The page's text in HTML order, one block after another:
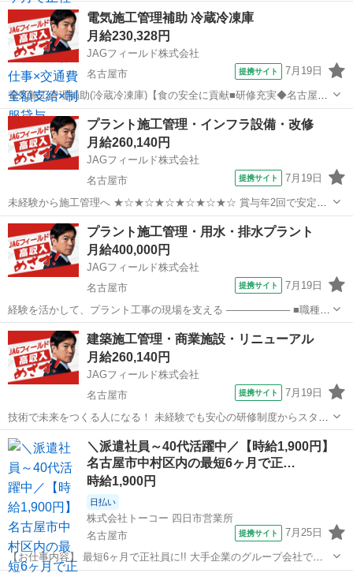
社員を目指せるお仕事です。 ～お仕事内容～ 設備保全(電計) 保全計画
に則した工事計画・手配・工事管理 電計備品の管理 起業、修繕などの
検討・見積など設備...
愛知 名古屋市 その他
電気施工管理補助 冷蔵冷凍庫
月給230,328円
JAGフィールド株式会社
名古屋市
提携サイト 7月19日
電気施工管理補助(冷蔵冷凍庫)【食の安全に貢献■研修充実◆名古屋一
円】 ＼＼座学でしっかり学んでからスタート♪／／名古屋市中区の機
械メーカー支店にて電気施工管理アシスタントを募集中スーパーやコ
ンビニにある冷蔵・冷凍ショー...
愛知 名古屋市 その他
プラント施工管理・インフラ設備・改修
月給260,140円
JAGフィールド株式会社
名古屋市
提携サイト 7月19日
未経験から施工管理へ ★☆★☆★☆★☆★☆★☆ 賞与年2回で安定収
入 国家資格の取得を応援 1級で最大月3万円手当 テイクオフ研修で基
礎学習 eラーニングで学べる環境も 研修内容は次の通り ・ビジネスマ
ナー ・建設業界の仕...
愛知 名古屋市 その他
プラント施工管理・用水・排水プラント
月給400,000円
JAGフィールド株式会社
名古屋市
提携サイト 7月19日
経験を活かして、プラント工事の現場を支える ───────── ■職種
プラント施工管理 用水装置や排水装置などのプラント設備の工事に伴
う施工管理業務をお任せします。 ■仕事内容 ・工程管理(進捗確認、協
力会社との段取り調...
愛知 名古屋市 その他
建築施工管理・商業施設・リニューアル
月給260,140円
JAGフィールド株式会社
名古屋市
提携サイト 7月19日
技術で未来をつくる人になる！ 未経験でも安心の研修制度からスター
トし、現場でのOJTで着実にスキルアップ。 さらに、資格取得支援や
eラーニングで学び直しの機会も充実。 キャリアアップを目指すあな
たを全力でサポートします！ ...
愛知 その他
＼派遣社員～40代活躍中／【時給1,900円】
名古屋市中村区内の最短6ヶ月で正…
時給1,900円
日払い
株式会社トーコー 四日市営業所
名古屋市
提携サイト 7月25日
【お仕事内容】 最短6ヶ月で正社員に!! 大手企業のグループ会社で正